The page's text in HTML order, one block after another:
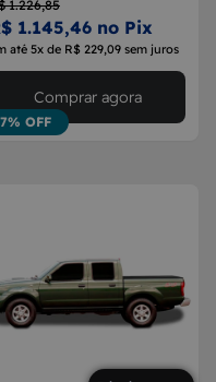
1.226,85
1.145,46 no Pix
até 5x de R$ 229,09 sem juros
7% OFF
Comprar agora